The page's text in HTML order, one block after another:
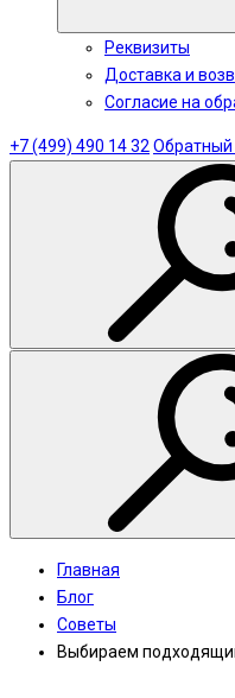
Реквизиты
Доставка и
Согласие на
+7 (499) 490 14 32 Обратный
Главная
Блог
Советы
Выбираем